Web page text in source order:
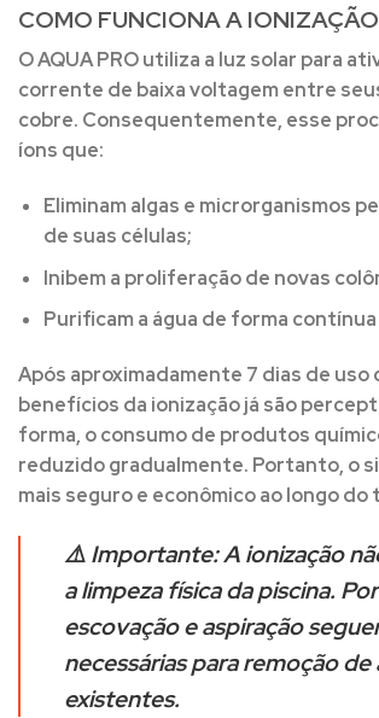
COMO FUNCIONA A
O AQUA PRO utiliza a luz solar para
corrente de baixa voltagem entre
cobre. Consequentemente, esse
íons que:
Eliminam algas e microrganismos
de suas células;
Inibem a proliferação de novas
Purificam a água de forma
Após aproximadamente 7 dias de uso
benefícios da ionização já são
forma, o consumo de produtos
reduzido gradualmente. Portanto, o
mais seguro e econômico ao longo do
⚠️Importante:A ionização
a limpeza físicada piscina.
escovação e aspiração
necessárias para remoção de
existentes.